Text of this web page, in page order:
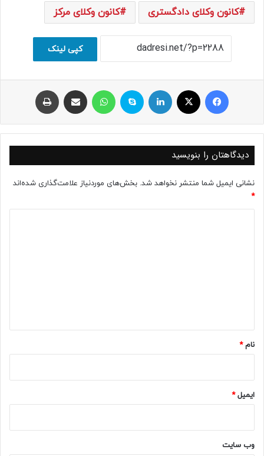
کانون وکلای دادگستری کانون وکلای مرکز
کپی لینک
فیسبوک ایکس لینکداین اسکایپ واتس آپ اشتراک با ایمیل
دیدگاهتان را بنویسید
نشانی ایمیل شما منتشر نخواهد شد. بخش‌های موردنیاز علامت‌گذاری شده‌اند
*
نام*
ایمیل*
وب‌ سایت